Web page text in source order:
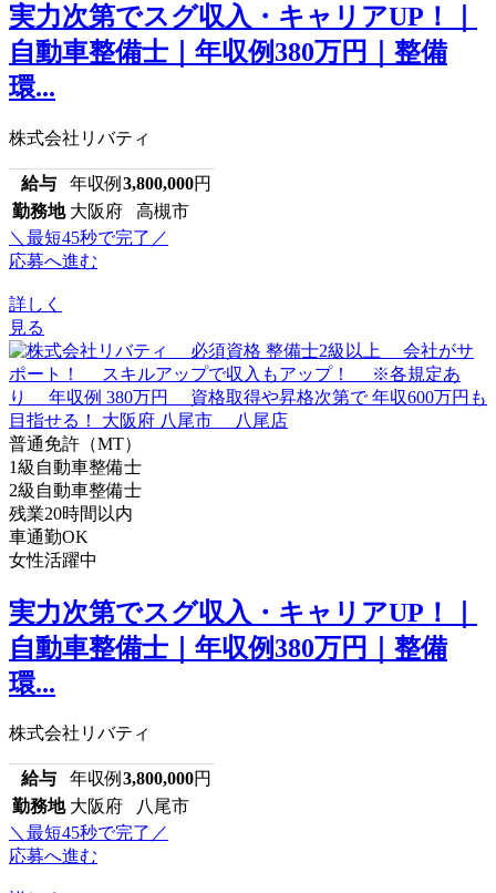
実力次第でスグ収入・キャリアUP！｜
自動車整備士｜年収例380万円｜整備
環...
株式会社リバティ
給与 年収例 3,800,000円
勤務地 大阪府 高槻市
＼最短45秒で完了／
応募へ進む
詳しく
見る
普通免許（MT）
1級自動車整備士
2級自動車整備士
残業20時間以内
車通勤OK
女性活躍中
実力次第でスグ収入・キャリアUP！｜
自動車整備士｜年収例380万円｜整備
環...
株式会社リバティ
給与 年収例 3,800,000円
勤務地 大阪府 八尾市
＼最短45秒で完了／
応募へ進む